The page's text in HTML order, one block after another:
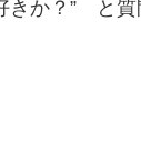
か？” と質